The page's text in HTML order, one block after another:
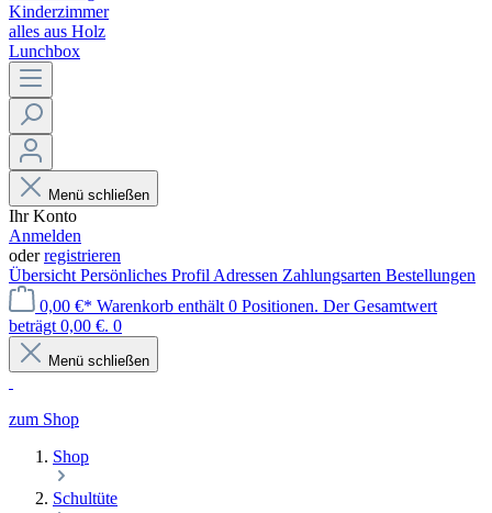
Kinderzimmer
alles aus Holz
Lunchbox
Menü schließen
Ihr Konto
Anmelden
oderregistrieren
Übersicht Persönliches Profil Adressen Zahlungsarten Bestellungen
0,00 €* Warenkorb enthält 0 Positionen. Der Gesamtwert
beträgt 0,00 €. 0
Menü schließen
zum Shop
Shop
Schultüte